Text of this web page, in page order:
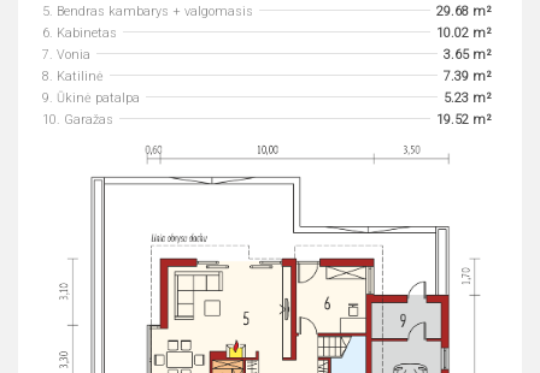
5. Bendras kambarys + valgomasis
29.68 m²
6. Kabinetas
10.02 m²
7. Vonia
3.65 m²
8. Katilinė
7.39 m²
9. Ūkinė patalpa
5.23 m²
10. Garažas
19.52 m²